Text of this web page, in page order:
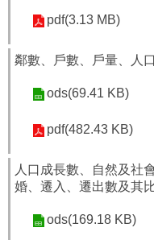
pdf(3.13 MB)
鄰數、戶數、戶量、人
ods(69.41 KB)
pdf(482.43 KB)
人口成長數、自然及社
婚、遷入、遷出數及其
ods(169.18 KB)